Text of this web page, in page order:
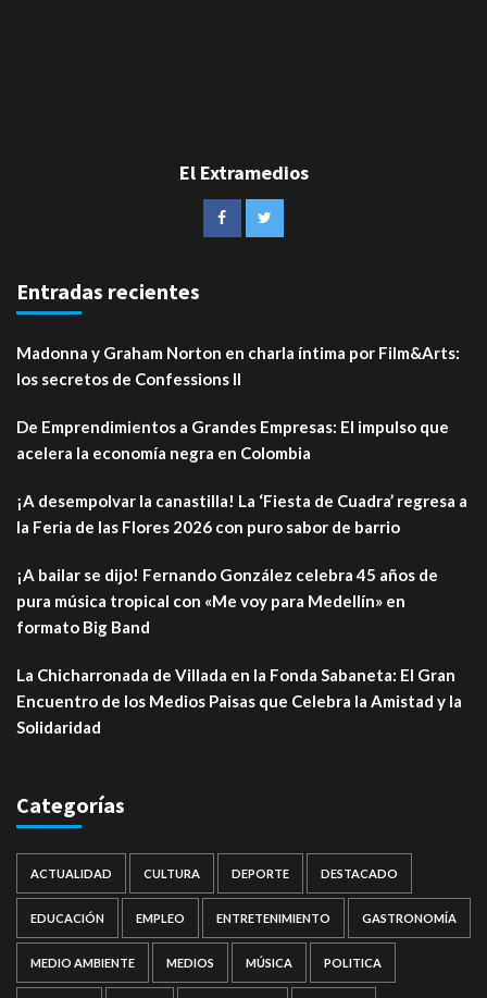
El Extramedios
Entradas recientes
Madonna y Graham Norton en charla íntima por Film&Arts:
los secretos de Confessions II
De Emprendimientos a Grandes Empresas: El impulso que
acelera la economía negra en Colombia
¡A desempolvar la canastilla! La ‘Fiesta de Cuadra’ regresa a
la Feria de las Flores 2026 con puro sabor de barrio
¡A bailar se dijo! Fernando González celebra 45 años de
pura música tropical con «Me voy para Medellín» en
formato Big Band
La Chicharronada de Villada en la Fonda Sabaneta: El Gran
Encuentro de los Medios Paisas que Celebra la Amistad y la
Solidaridad
Categorías
ACTUALIDAD CULTURA DEPORTE DESTACADO
EDUCACIÓN EMPLEO ENTRETENIMIENTO GASTRONOMÍA
MEDIO AMBIENTE MEDIOS MÚSICA POLITICA